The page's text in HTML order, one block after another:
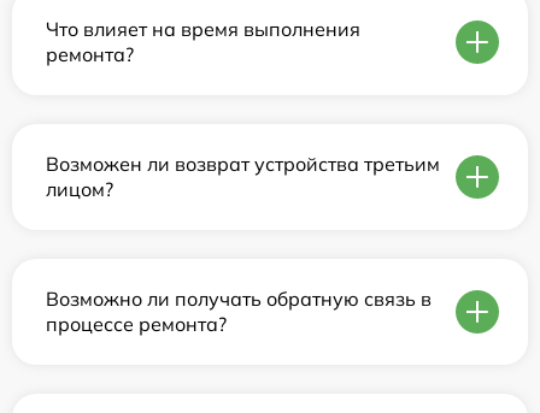
Что влияет на время выполнения
ремонта?
Возможен ли возврат устройства третьим
лицом?
Возможно ли получать обратную связь в
процессе ремонта?